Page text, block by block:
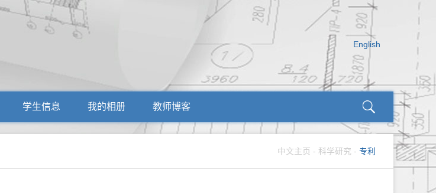
English
学生信息 我的相册 教师博客
中文主页 - 科学研究 - 专利